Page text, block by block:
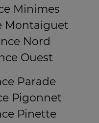
Minimes
Montaiguet
Nord
Ouest
Parade
Pigonnet
Pinette